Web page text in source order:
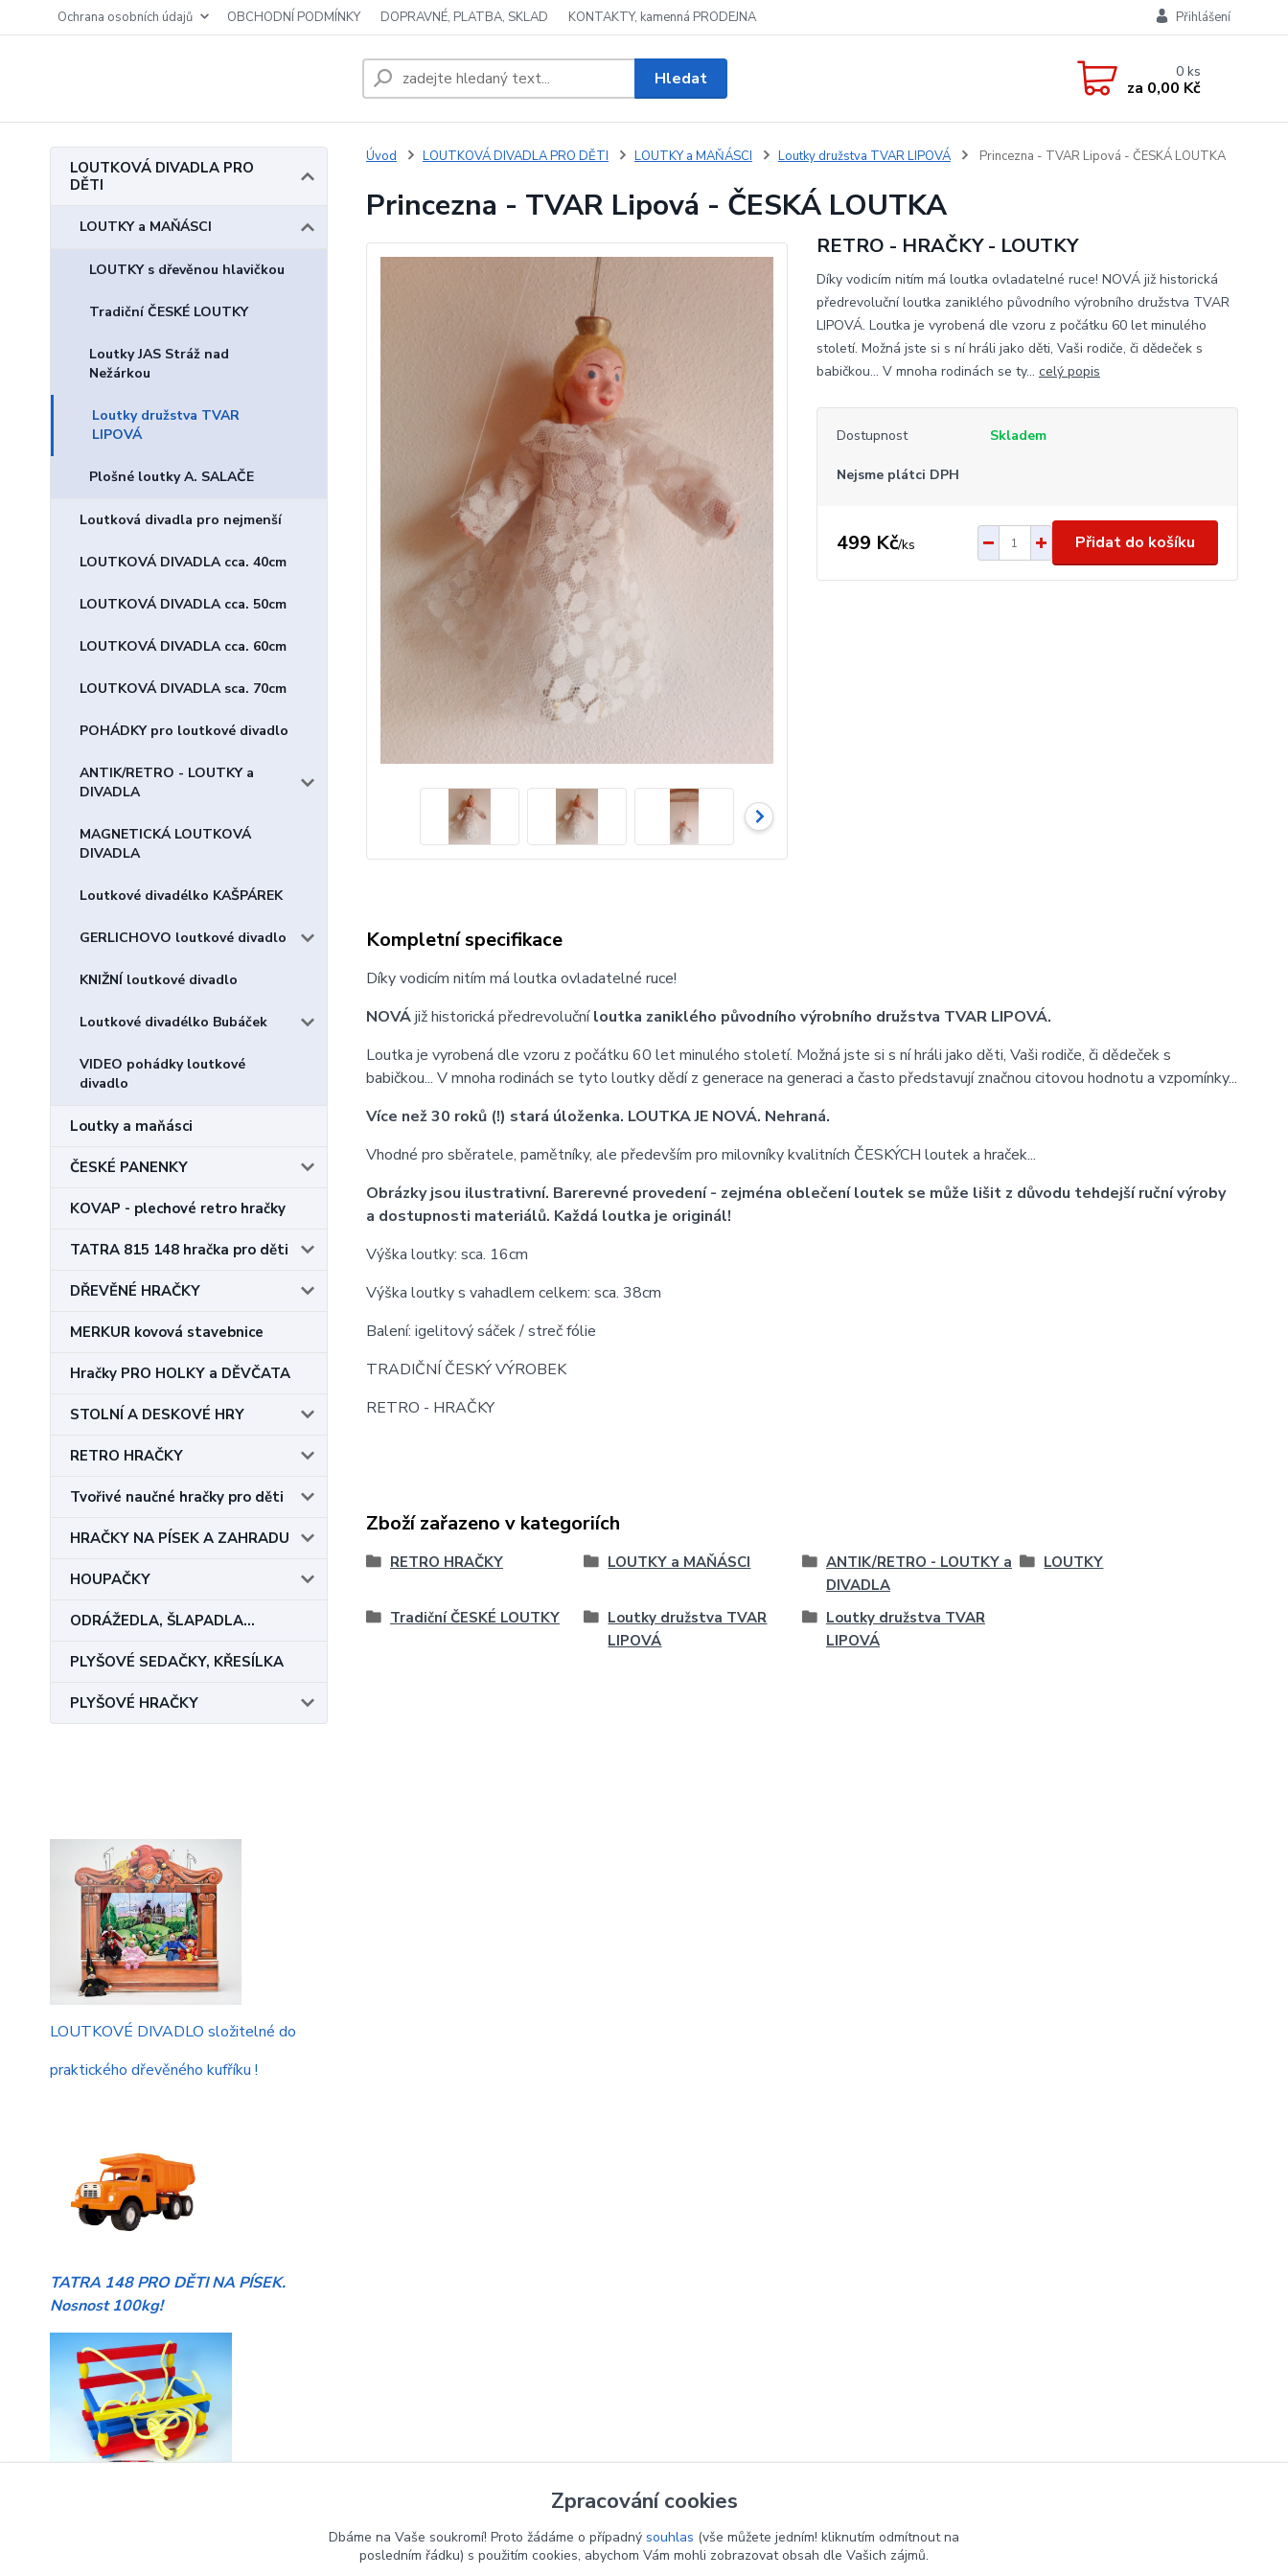
Ochrana osobních údajů OBCHODNÍ PODMÍNKY DOPRAVNÉ, PLATBA, SKLAD KONTAKTY, kamenná PRODEJNA Přihlášení
Hledat 0ks
za 0,00 Kč
LOUTKOVÁ DIVADLA PRO
DĚTI
LOUTKY a MAŇÁSCI
LOUTKY s dřevěnou hlavičkou
Tradiční ČESKÉ LOUTKY
Loutky JAS Stráž nad
Nežárkou
Loutky družstva TVAR
LIPOVÁ
Plošné loutky A. SALAČE
Loutková divadla pro nejmenší
LOUTKOVÁ DIVADLA cca. 40cm
LOUTKOVÁ DIVADLA cca. 50cm
LOUTKOVÁ DIVADLA cca. 60cm
LOUTKOVÁ DIVADLA sca. 70cm
POHÁDKY pro loutkové divadlo
ANTIK/RETRO - LOUTKY a
DIVADLA
MAGNETICKÁ LOUTKOVÁ
DIVADLA
Loutkové divadélko KAŠPÁREK
GERLICHOVO loutkové divadlo
KNIŽNÍ loutkové divadlo
Loutkové divadélko Bubáček
VIDEO pohádky loutkové
divadlo
Loutky a maňásci
ČESKÉ PANENKY
KOVAP - plechové retro hračky
TATRA 815 148 hračka pro děti
DŘEVĚNÉ HRAČKY
MERKUR kovová stavebnice
Hračky PRO HOLKY a DĚVČATA
STOLNÍ A DESKOVÉ HRY
RETRO HRAČKY
Tvořivé naučné hračky pro děti
HRAČKY NA PÍSEK A ZAHRADU
HOUPAČKY
ODRÁŽEDLA, ŠLAPADLA...
PLYŠOVÉ SEDAČKY, KŘESÍLKA
PLYŠOVÉ HRAČKY
LOUTKOVÉ DIVADLO složitelné do
praktického dřevěného kufříku !
TATRA 148 PRO DĚTI NA PÍSEK.
Nosnost 100kg!
Úvod LOUTKOVÁ DIVADLA PRO DĚTI LOUTKY a MAŇÁSCI Loutky družstva TVAR LIPOVÁ Princezna - TVAR Lipová - ČESKÁ LOUTKA
Princezna - TVAR Lipová - ČESKÁ LOUTKA
RETRO - HRAČKY - LOUTKY
Díky vodicím nitím má loutka ovladatelné ruce! NOVÁ již historická
předrevoluční loutka zaniklého původního výrobního družstva TVAR
LIPOVÁ. Loutka je vyrobená dle vzoru z počátku 60 let minulého
století. Možná jste si s ní hráli jako děti, Vaši rodiče, či dědeček s
babičkou... V mnoha rodinách se ty... celý popis
Dostupnost Skladem
Nejsme plátci DPH
499 Kč/ks Přidat do košíku
Kompletní specifikace
Díky vodicím nitím má loutka ovladatelné ruce!
NOVÁjiž historická předrevolučníloutka zaniklého původního výrobního družstva TVAR LIPOVÁ.
Loutka je vyrobená dle vzoru z počátku 60 let minulého století. Možná jste si s ní hráli jako děti, Vaši rodiče, či dědeček s
babičkou... V mnoha rodinách se tyto loutky dědí z generace na generaci a často představují značnou citovou hodnotu a vzpomínky...
Více než 30 roků (!) stará úloženka. LOUTKA JE NOVÁ. Nehraná.
Vhodné pro sběratele, pamětníky, ale především pro milovníky kvalitních ČESKÝCH loutek a hraček...
Obrázky jsou ilustrativní. Barerevné provedení - zejména oblečení loutek se může lišit z důvodu tehdejší ruční výroby
a dostupnosti materiálů. Každá loutka je originál!
Výška loutky: sca. 16cm
Výška loutky s vahadlem celkem: sca. 38cm
Balení: igelitový sáček / streč fólie
TRADIČNÍ ČESKÝ VÝROBEK
RETRO - HRAČKY
Zboží zařazeno v kategoriích
RETRO HRAČKY LOUTKY a MAŇÁSCI
ANTIK/RETRO - LOUTKY a
DIVADLA
LOUTKY
Tradiční ČESKÉ LOUTKY
Loutky družstva TVAR
LIPOVÁ
Loutky družstva TVAR
LIPOVÁ
Zpracování cookies
Dbáme na Vaše soukromí! Proto žádáme o případný souhlas (vše můžete jedním! kliknutím odmítnout na
posledním řádku) s použitím cookies, abychom Vám mohli zobrazovat obsah dle Vašich zájmů.